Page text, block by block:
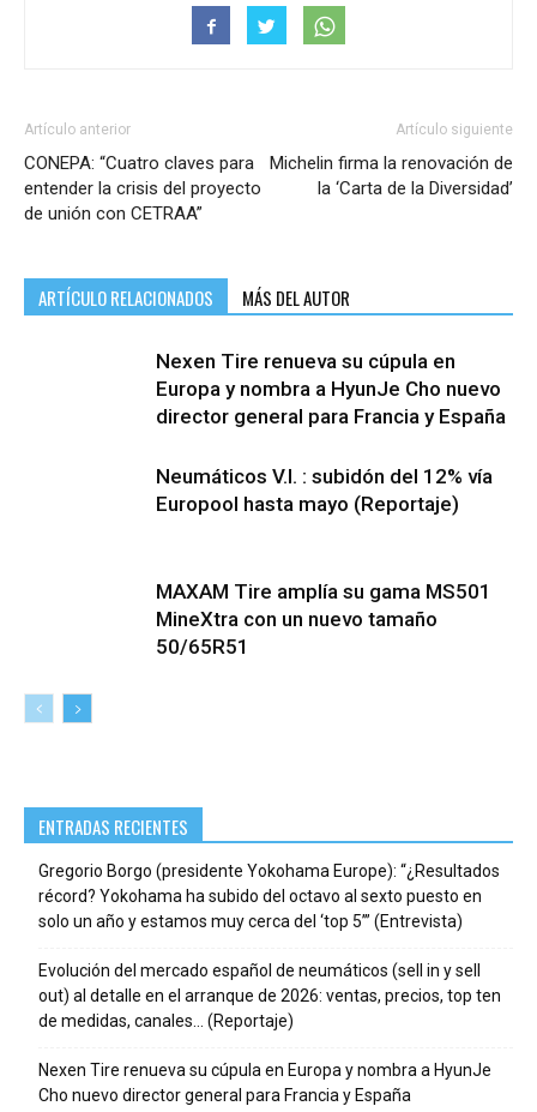
Artículo anterior
CONEPA: “Cuatro claves para
entender la crisis del proyecto
de unión con CETRAA”
Artículo siguiente
Michelin firma la renovación de
la ‘Carta de la Diversidad’
ARTÍCULO RELACIONADOS MÁS DEL AUTOR
Nexen Tire renueva su cúpula en
Europa y nombra a HyunJe Cho nuevo
director general para Francia y España
Neumáticos V.I. : subidón del 12% vía
Europool hasta mayo (Reportaje)
MAXAM Tire amplía su gama MS501
MineXtra con un nuevo tamaño
50/65R51
ENTRADAS RECIENTES
Gregorio Borgo (presidente Yokohama Europe): “¿Resultados
récord? Yokohama ha subido del octavo al sexto puesto en
solo un año y estamos muy cerca del ‘top 5’” (Entrevista)
Evolución del mercado español de neumáticos (sell in y sell
out) al detalle en el arranque de 2026: ventas, precios, top ten
de medidas, canales… (Reportaje)
Nexen Tire renueva su cúpula en Europa y nombra a HyunJe
Cho nuevo director general para Francia y España